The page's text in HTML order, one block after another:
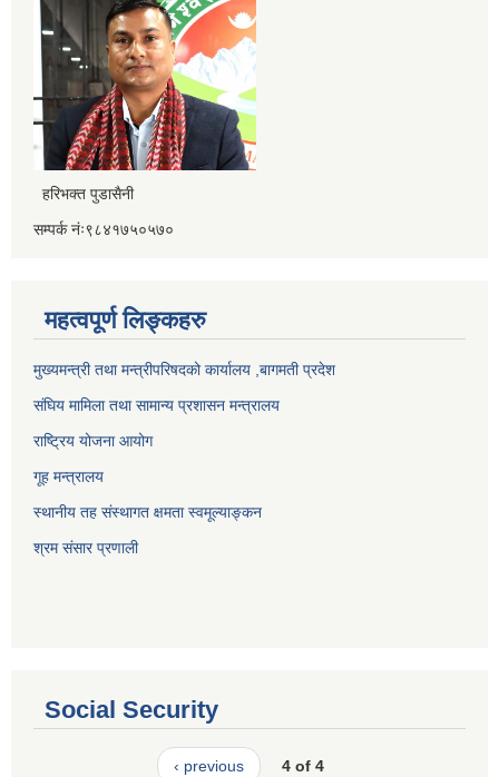
हरिभक्त पुडासैनी
सम्पर्क नंः९८४१७५०५७०
महत्वपूर्ण लिङ्कहरु
मुख्यमन्त्री तथा मन्त्रीपरिषदको कार्यालय ,बागमती प्रदेश
संघिय मामिला तथा सामान्य प्रशासन मन्त्रालय
राष्ट्रिय योजना आयोग
गूह मन्त्रालय
स्थानीय तह संस्थागत क्षमता स्वमूल्याङ्कन
श्रम संसार प्रणाली
Social Security
‹ previous 4 of 4